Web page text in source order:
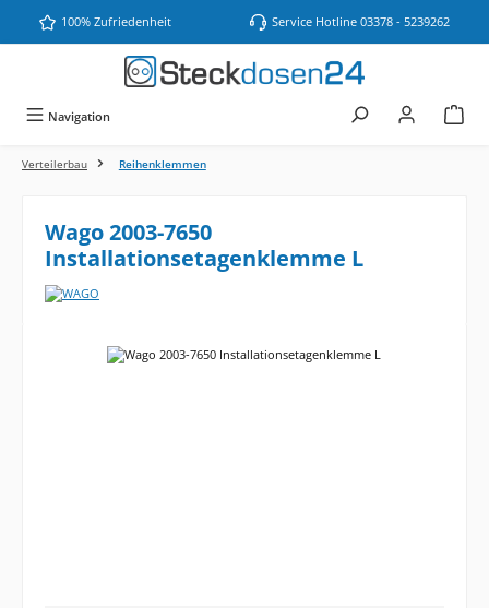
Zum Hauptinhalt springen
100% Zufriedenheit Service Hotline 03378 - 5239262
Navigation
Verteilerbau Reihenklemmen
Wago 2003-7650
Installationsetagenklemme L
Bildergalerie überspringen